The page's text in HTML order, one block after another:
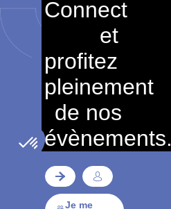
Connect
et
profitez
pleinement
de nos
évènements.
Je me